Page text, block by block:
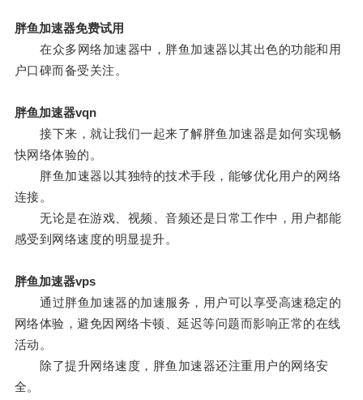
胖鱼加速器免费试用
在众多网络加速器中，胖鱼加速器以其出色的功能和用
户口碑而备受关注。
胖鱼加速器vqn
接下来，就让我们一起来了解胖鱼加速器是如何实现畅
快网络体验的。
胖鱼加速器以其独特的技术手段，能够优化用户的网络
连接。
无论是在游戏、视频、音频还是日常工作中，用户都能
感受到网络速度的明显提升。
胖鱼加速器vps
通过胖鱼加速器的加速服务，用户可以享受高速稳定的
网络体验，避免因网络卡顿、延迟等问题而影响正常的在线
活动。
除了提升网络速度，胖鱼加速器还注重用户的网络安
全。